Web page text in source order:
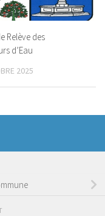
Relève des
d’Eau
2025